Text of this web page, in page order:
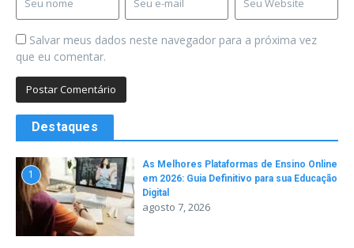
Salvar meus dados neste navegador para a próxima vez
que eu comentar.
Destaques
1
As Melhores Plataformas de Ensino Online
em 2026: Guia Definitivo para sua Educação
Digital
agosto 7, 2026